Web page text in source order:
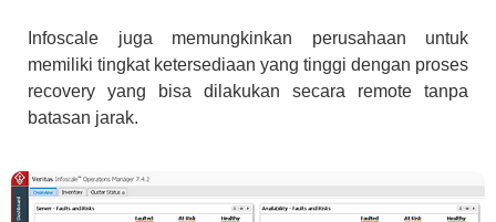
Infoscale juga memungkinkan perusahaan untuk
memiliki tingkat ketersediaan yang tinggi dengan proses
recovery yang bisa dilakukan secara remote tanpa
batasan jarak.